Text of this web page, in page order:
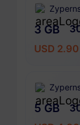
3 GB
USD 2.90
5 GB